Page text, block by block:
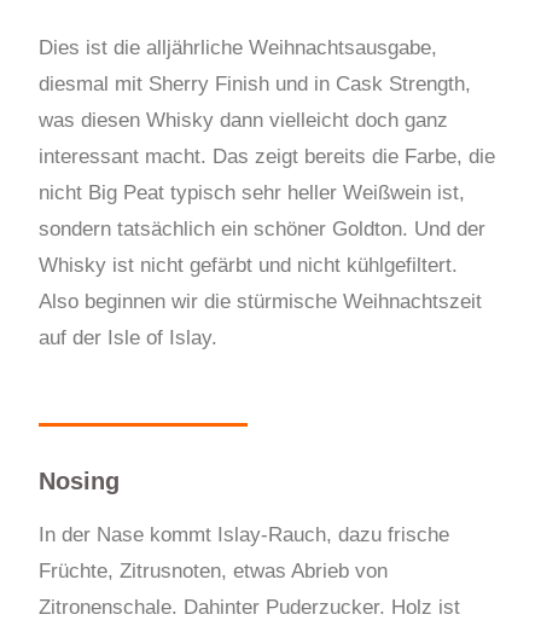
Dies ist die alljährliche Weihnachtsausgabe,
diesmal mit Sherry Finish und in Cask Strength,
was diesen Whisky dann vielleicht doch ganz
interessant macht. Das zeigt bereits die Farbe, die
nicht Big Peat typisch sehr heller Weißwein ist,
sondern tatsächlich ein schöner Goldton. Und der
Whisky ist nicht gefärbt und nicht kühlgefiltert.
Also beginnen wir die stürmische Weihnachtszeit
auf der Isle of Islay.
Nosing
In der Nase kommt Islay-Rauch, dazu frische
Früchte, Zitrusnoten, etwas Abrieb von
Zitronenschale. Dahinter Puderzucker. Holz ist